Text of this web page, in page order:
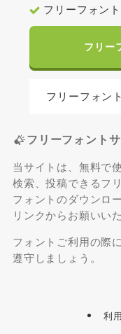
フリーフォン
フリー
フリーフォン
フリーフォント
当サイトは、無料で
検索、投稿できるフ
フォントのダウンロ
リンクからお願いい
フォントご利用の際
遵守しましょう。
利